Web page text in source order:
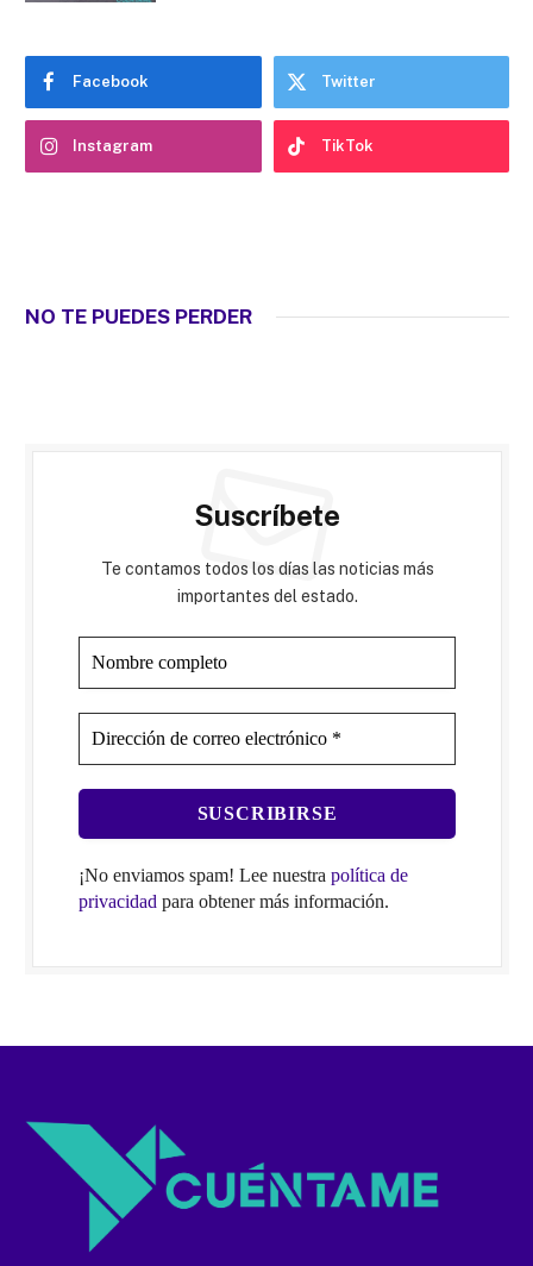
Facebook Twitter
Instagram TikTok
NO TE PUEDES PERDER
Suscríbete
Te contamos todos los días las noticias más
importantes del estado.
¡No enviamos spam! Lee nuestra política de
privacidad para obtener más información.